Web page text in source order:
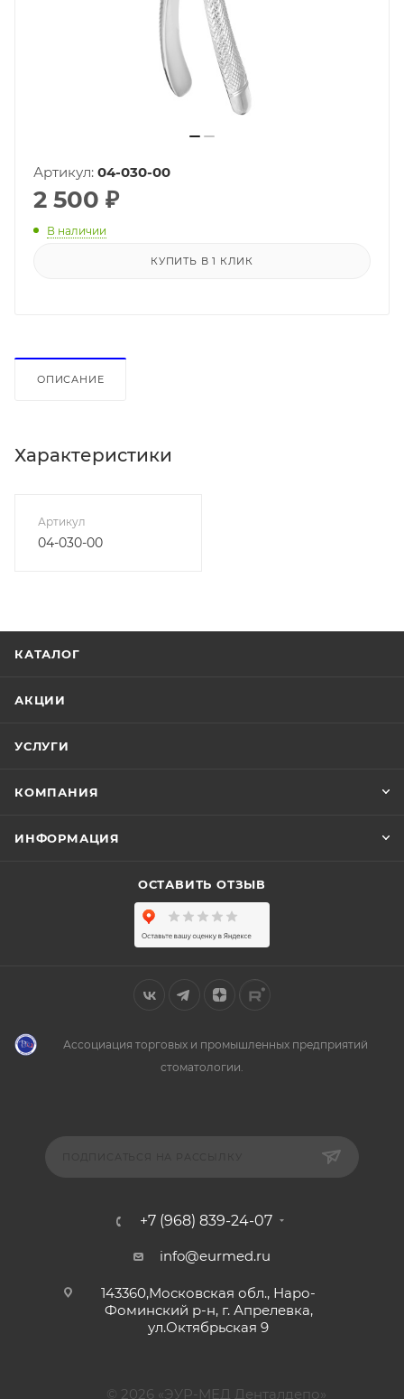
Артикул: 04-030-00
2 500 ₽
В наличии
КУПИТЬ В 1 КЛИК
ОПИСАНИЕ
Характеристики
Артикул
04-030-00
КАТАЛОГ
АКЦИИ
УСЛУГИ
КОМПАНИЯ
ИНФОРМАЦИЯ
ОСТАВИТЬ ОТЗЫВ
Ассоциация торговых и промышленных предприятий
стоматологии.
+7 (968) 839-24-07
info@eurmed.ru
143360,Московская обл., Наро-
Фоминский р-н, г. Апрелевка,
ул.Октябрьская 9
© 2026 «ЭУР-МЕД Денталдепо»